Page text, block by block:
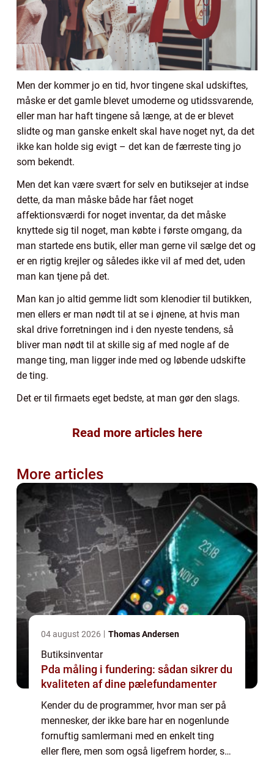
Men der kommer jo en tid, hvor tingene skal udskiftes,
måske er det gamle blevet umoderne og utidssvarende,
eller man har haft tingene så længe, at de er blevet
slidte og man ganske enkelt skal have noget nyt, da det
ikke kan holde sig evigt – det kan de færreste ting jo
som bekendt.
Men det kan være svært for selv en butiksejer at indse
dette, da man måske både har fået noget
affektionsværdi for noget inventar, da det måske
knyttede sig til noget, man købte i første omgang, da
man startede ens butik, eller man gerne vil sælge det og
er en rigtig krejler og således ikke vil af med det, uden
man kan tjene på det.
Man kan jo altid gemme lidt som klenodier til butikken,
men ellers er man nødt til at se i øjnene, at hvis man
skal drive forretningen ind i den nyeste tendens, så
bliver man nødt til at skille sig af med nogle af de
mange ting, man ligger inde med og løbende udskifte
de ting.
Det er til firmaets eget bedste, at man gør den slags.
Read more articles here
More articles
04 august 2026 Thomas Andersen
Butiksinventar
Pda måling i fundering: sådan sikrer du
kvaliteten af dine pælefundamenter
Kender du de programmer, hvor man ser på
mennesker, der ikke bare har en nogenlunde
fornuftig samlermani med en enkelt ting
eller flere, men som også ligefrem horder, så